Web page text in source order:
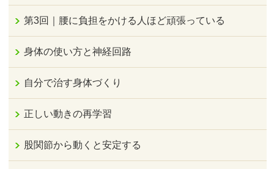
第3回｜腰に負担をかける人ほど頑張っている
身体の使い方と神経回路
自分で治す身体づくり
正しい動きの再学習
股関節から動くと安定する